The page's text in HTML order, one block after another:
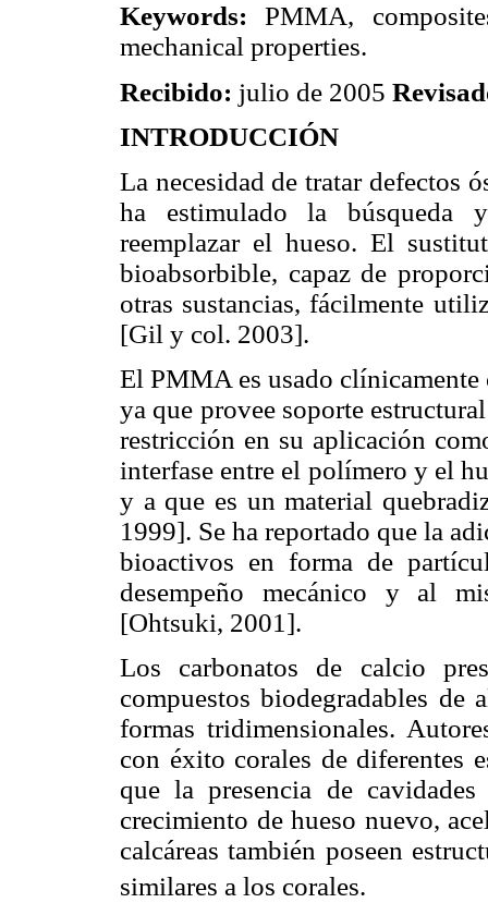
Keywords: PMMA,
mechanical properties.
Recibido: julio de 2005
INTRODUCCIÓN
La necesidad de tratar defectos
ha estimulado la búsqueda
reemplazar el hueso. El
bioabsorbible, capaz de
otras sustancias, fácilmente
[Gil y col. 2003].
El PMMA es usado
ya que provee soporte
restricción en su aplicación
interfase entre el polímero y el
y a que es un material
1999]. Se ha reportado que la
bioactivos en forma de
desempeño mecánico y al
[Ohtsuki, 2001].
Los carbonatos de calcio
compuestos biodegradables de
formas tridimensionales.
con éxito corales de diferentes
que la presencia de
crecimiento de hueso nuevo,
calcáreas también poseen
similares a los corales.